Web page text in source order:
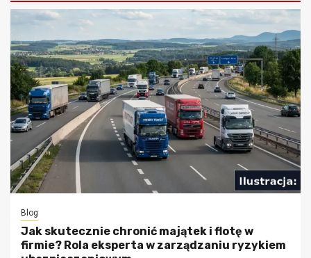
Blog
Jak skutecznie chronić majątek i flotę w
firmie? Rola eksperta w zarządzaniu ryzykiem